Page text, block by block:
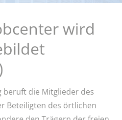
wird
beruft die Mitglieder des
Beteiligten des örtlichen